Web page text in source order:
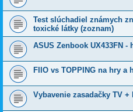
Test slúchadiel známych
toxické látky (zoznam)
ASUS Zenbook UX433FN
FIIO vs TOPPING na hry a
Vybavenie zasadačky TV +